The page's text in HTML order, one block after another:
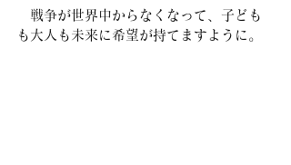
戦争が世界中からなくなって、子ども
も大人も未来に希望が持てますように。